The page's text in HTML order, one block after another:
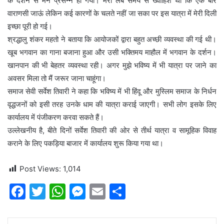
वाराणसी जाऊं लेकिन कई कारणों के चलते नहीं जा सका पर इस यात्रा में मेरी दिली
इच्छा पूरी हो गई।
श्रद्धालु शंकर महतो ने बताया कि आयोजकों द्वारा बहुत अच्छी व्यवस्था की गई थी।
खूब भगवान का गाना बजाना हुआ और उसी भक्तिमय माहौल में भगवान के दर्शन।
खानपान की भी बेहतर व्यवस्था रही। अगर मुझे भविष्य में भी यात्रा पर जाने का
अवसर मिला तो मैं जरूर जाना चाहूंगा।
समाज सेवी सर्वेश तिवारी ने कहा कि भविष्य में भी हिंदू और मुस्लिम समाज के निर्धन
वृद्धजनों को इसी तरह उनके धाम की यात्रा कराई जाएगी। सभी लोग इसके लिए
कार्यालय में पंजीकरण करवा सकते हैं।
उल्लेखनीय है, बीते दिनों सर्वेश तिवारी की ओर से तीर्थ यात्रा व सामूहिक विवाह
कराने के लिए पकड़िया बाजार में कार्यालय शुरू किया गया था।
Post Views: 1,014
F
T
W M E